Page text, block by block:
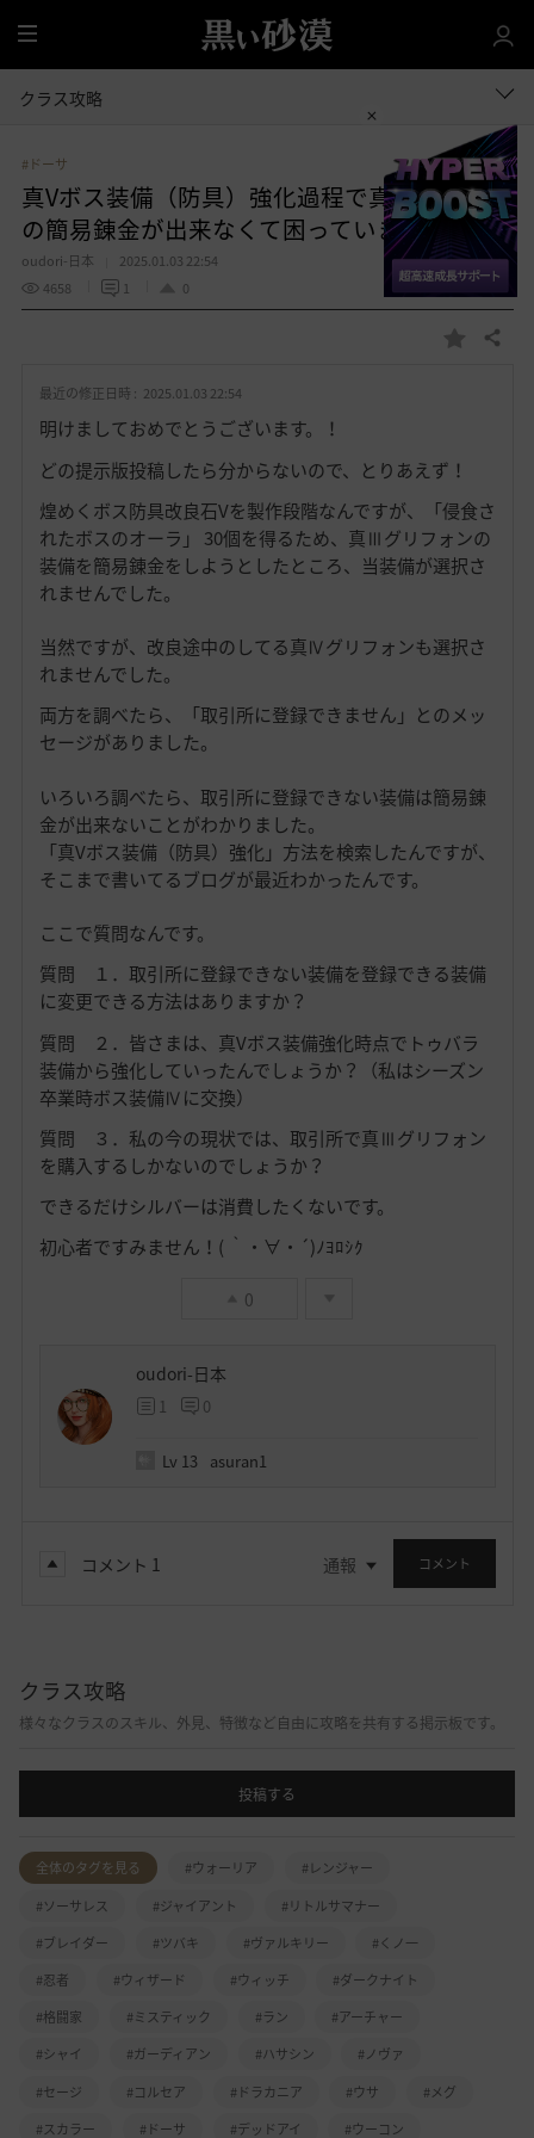
全
体
クラス攻略
#ドーサ
真Vボス装備（防具）強化過程で真Ⅲボス装備
の簡易錬金が出来なくて困っています。
oudori-日本
2025.01.03 22:54
4658
1 0
お
り
共有する
最近の修正日時 : 2025.01.03 22:54
明けましておめでとうございます。！
どの提示版投稿したら分からないので、とりあえず！
煌めくボス防具改良石Vを製作段階なんですが、「侵食さ
れたボスのオーラ」 30個を得るため、真Ⅲグリフォンの
装備を簡易錬金をしようとしたところ、当装備が選択さ
れませんでした。
当然ですが、改良途中のしてる真Ⅳグリフォンも選択さ
れませんでした。
両方を調べたら、「取引所に登録できません」とのメッ
セージがありました。
いろいろ調べたら、取引所に登録できない装備は簡易錬
金が出来ないことがわかりました。
「真Vボス装備（防具）強化」方法を検索したんですが、
そこまで書いてるブログが最近わかったんです。
ここで質問なんです。
質問 １．取引所に登録できない装備を登録できる装備
に変更できる方法はありますか？
質問 ２．皆さまは、真Vボス装備強化時点でトゥバラ
装備から強化していったんでしょうか？（私はシーズン
卒業時ボス装備Ⅳに交換）
質問 ３．私の今の現状では、取引所で真Ⅲグリフォン
を購入するしかないのでしょうか？
できるだけシルバーは消費したくないです。
初心者ですみません！( ｀・∀・´)ﾉﾖﾛｼｸ
0
oudori-日本
1 0
Lv 13 asuran1
コメント 1 通報 コメント
クラス攻略
様々なクラスのスキル、外見、特徴など自由に攻略を共有する掲示板です。
投稿する
全体のタグを見る #ウォーリア
#レンジャー
#ソーサレス
#ジャイアント
#リトルサマナー
#ブレイダー
#ツバキ #ヴァルキリー
#くノ一
#忍者
#ウィザード #ウィッチ
#ダークナイト
#格闘家
#ミスティック #ラン
#アーチャー
#シャイ
#ガーディアン #ハサシン
#ノヴァ
#セージ
#コルセア #ドラカニア #ウサ
#メグ
#スカラー
#ドーサ #デッドアイ #ウーコン